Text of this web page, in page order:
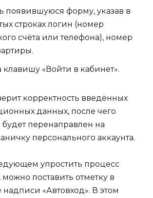
появившуюся форму, указав в
строках логин (номер
счёта или телефона), номер
клавишу «Войти в кабинет».
корректность введённых
данных, после чего
будет перенаправлен на
персонального аккаунта.
упростить процесс
поставить отметку в
«Автовход». В этом